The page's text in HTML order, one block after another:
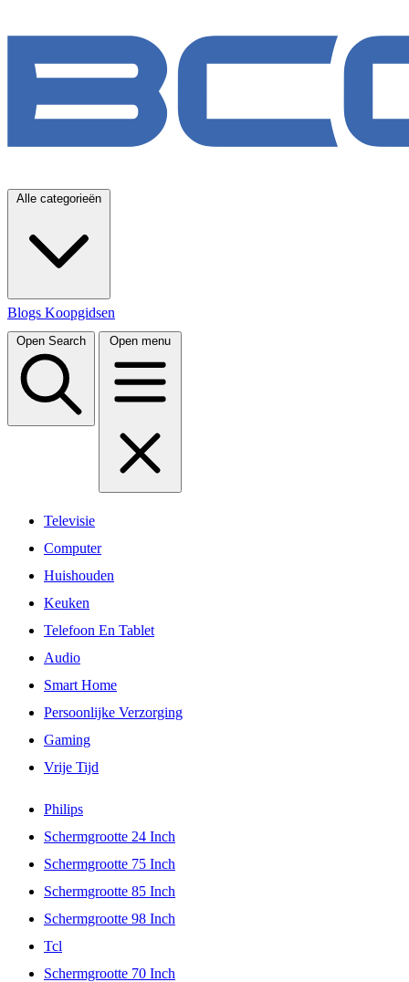
Alle categorieën
Blogs Koopgidsen
Open Search Open menu
Televisie
Computer
Huishouden
Keuken
Telefoon En Tablet
Audio
Smart Home
Persoonlijke Verzorging
Gaming
Vrije Tijd
Philips
Schermgrootte 24 Inch
Schermgrootte 75 Inch
Schermgrootte 85 Inch
Schermgrootte 98 Inch
Tcl
Schermgrootte 70 Inch